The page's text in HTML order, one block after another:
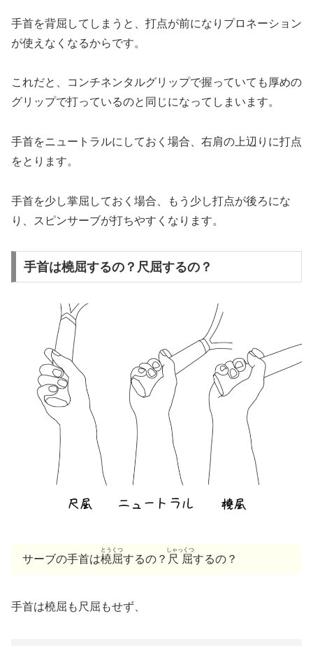
手首を背屈してしまうと、打点が前になりプロネーション
が使えなくなるからです。
これだと、コンチネンタルグリップで握っていても厚めの
グリップで打っているのと同じになってしまいます。
手首をニュートラルにしておく場合、右肩の上辺りに打点
をとります。
手首を少し掌屈しておく場合、もう少し打点が後ろにな
り、スピンサーブが打ちやすくなります。
手首は橈屈するの？尺屈するの？
サーブの手首は橈屈
とうくつ
するの？ 尺屈
しゃっくつ
するの？
手首は橈屈も尺屈もせず、